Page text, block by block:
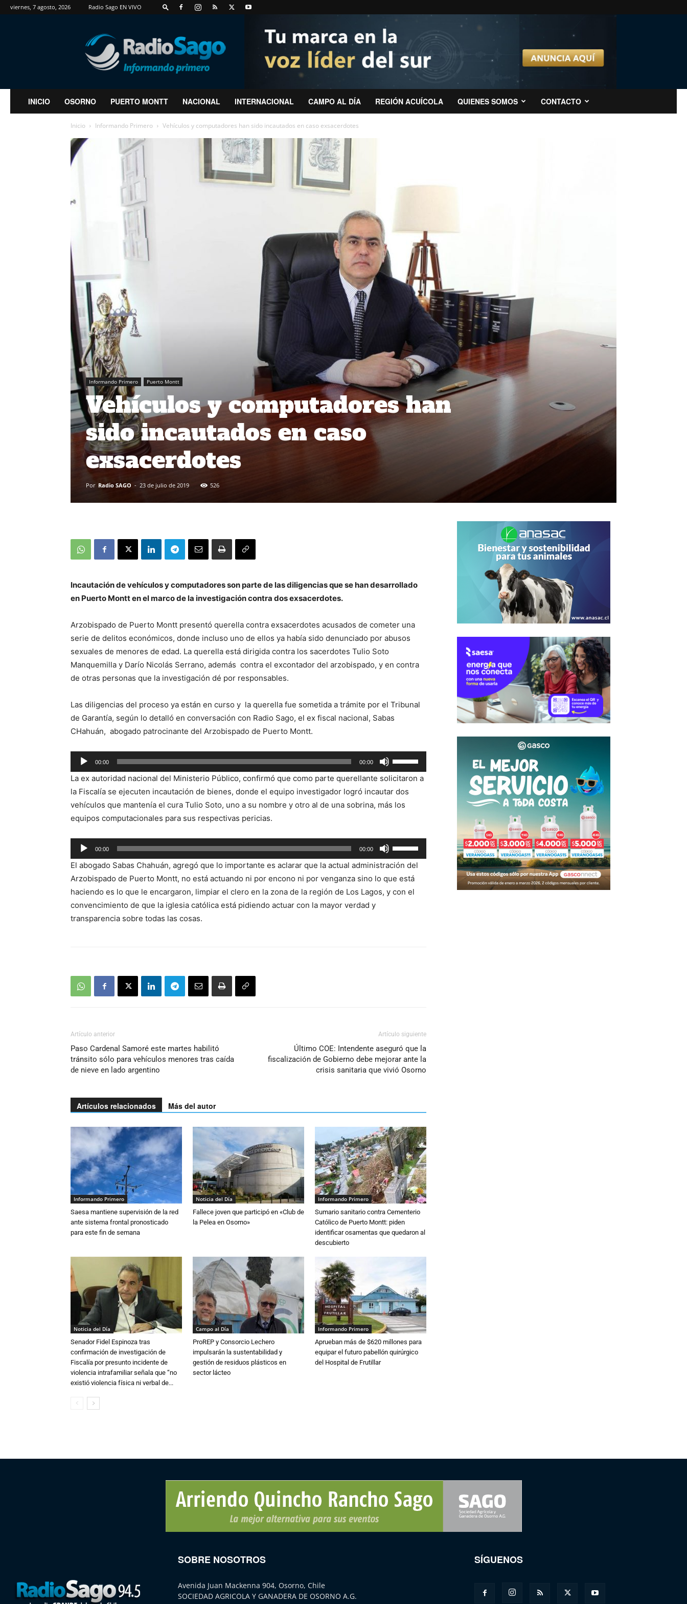
viernes, 7 agosto, 2026 Radio Sago EN VIVO
RadioSago
INICIO OSORNO PUERTO MONTT NACIONAL INTERNACIONAL CAMPO AL DÍA REGIÓN ACUÍCOLA QUIENES SOMOS CONTACTO
Inicio Informando Primero Vehículos y computadores han sido incautados en caso exsacerdotes
Informando Primero Puerto Montt
Vehículos y computadores han
sido incautados en caso
exsacerdotes
Por Radio SAGO - 23 de julio de 2019 526
Incautación de vehículos y computadores son parte de las diligencias que se han desarrollado
en Puerto Montt en el marco de la investigación contra dos exsacerdotes.
Arzobispado de Puerto Montt presentó querella contra exsacerdotes acusados de cometer una
serie de delitos económicos, donde incluso uno de ellos ya había sido denunciado por abusos
sexuales de menores de edad. La querella está dirigida contra los sacerdotes Tulio Soto
Manquemilla y Darío Nicolás Serrano, además contra el excontador del arzobispado, y en contra
de otras personas que la investigación dé por responsables.
Las diligencias del proceso ya están en curso y la querella fue sometida a trámite por el Tribunal
de Garantía, según lo detalló en conversación con Radio Sago, el ex fiscal nacional, Sabas
CHahuán, abogado patrocinante del Arzobispado de Puerto Montt.
Reproductor
de
audio
00:00 00:00
las
teclas
de
flecha
para
aumentar
o
disminuir
el
La ex autoridad nacional del Ministerio Público, confirmó que como parte querellante solicitaron a
la Fiscalía se ejecuten incautación de bienes, donde el equipo investigador logró incautar dos
vehículos que mantenía el cura Tulio Soto, uno a su nombre y otro al de una sobrina, más los
equipos computacionales para sus respectivas pericias.
Reproductor
de
audio
00:00 00:00
las
teclas
de
flecha
El abogado Sabas Chahuán, agregó que lo importante es aclarar que la actual administración del
Arzobispado de Puerto Montt, no está actuando ni por encono ni por venganza sino lo que está
haciendo es lo que le encargaron, limpiar el clero en la zona de la región de Los Lagos, y con el
convencimiento de que la iglesia católica está pidiendo actuar con la mayor verdad y
transparencia sobre todas las cosas.
Artículo anterior
Paso Cardenal Samoré este martes habilitó
tránsito sólo para vehículos menores tras caída
de nieve en lado argentino
Artículo siguiente
Último COE: Intendente aseguró que la
fiscalización de Gobierno debe mejorar ante la
crisis sanitaria que vivió Osorno
Artículos relacionados Más del autor
Informando Primero
Saesa mantiene supervisión de la red
ante sistema frontal pronosticado
para este fin de semana
Noticia del Día
Fallece joven que participó en «Club de
la Pelea en Osorno»
Informando Primero
Sumario sanitario contra Cementerio
Católico de Puerto Montt: piden
identificar osamentas que quedaron al
descubierto
Noticia del Día
Senador Fidel Espinoza tras
confirmación de investigación de
Fiscalía por presunto incidente de
violencia intrafamiliar señala que “no
existió violencia física ni verbal de...
Campo al Día
ProREP y Consorcio Lechero
impulsarán la sustentabilidad y
gestión de residuos plásticos en
sector lácteo
Informando Primero
Aprueban más de $620 millones para
equipar el futuro pabellón quirúrgico
del Hospital de Frutillar
SOBRE NOSOTROS
Avenida Juan Mackenna 904, Osorno, Chile
SOCIEDAD AGRICOLA Y GANADERA DE OSORNO A.G.
SÍGUENOS